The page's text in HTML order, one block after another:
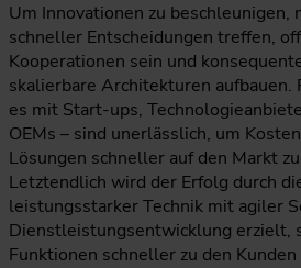
Um Innovationen zu beschleunigen,
schneller Entscheidungen treffen,
Kooperationen sein und
skalierbare Architekturen aufbauen.
es mit Start-ups,
OEMs – sind unerlässlich, um
Lösungen schneller auf den Markt
Letztendlich wird der Erfolg durch
leistungsstarker Technik mit agiler
Dienstleistungsentwicklung erzielt,
Funktionen schneller zu den